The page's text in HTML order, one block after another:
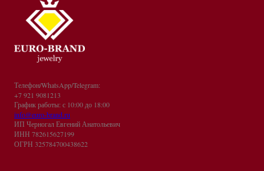
Телефон/WhatsApp/Telegram:
+7 921 9081213
График работы: с 10:00 до 18:00
info@euro-brand.ru
ИП Черногал Евгений Анатольевич
ИНН 782615627199
ОГРН 325784700438622